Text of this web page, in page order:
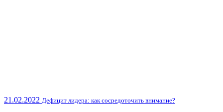
21.02.2022 Дефицит лидера: как сосредоточить внимание?